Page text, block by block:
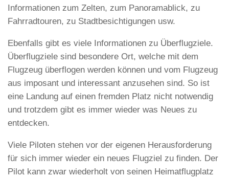
Informationen zum Zelten, zum Panoramablick, zu
Fahrradtouren, zu Stadtbesichtigungen usw.
Ebenfalls gibt es viele Informationen zu Überflugziele.
Überflugziele sind besondere Ort, welche mit dem
Flugzeug überflogen werden können und vom Flugzeug
aus imposant und interessant anzusehen sind. So ist
eine Landung auf einen fremden Platz nicht notwendig
und trotzdem gibt es immer wieder was Neues zu
entdecken.
Viele Piloten stehen vor der eigenen Herausforderung
für sich immer wieder ein neues Flugziel zu finden. Der
Pilot kann zwar wiederholt von seinen Heimatflugplatz